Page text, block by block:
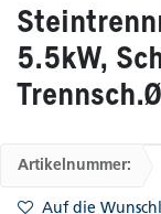
5.5kW,
Artikelnummer:
Auf die